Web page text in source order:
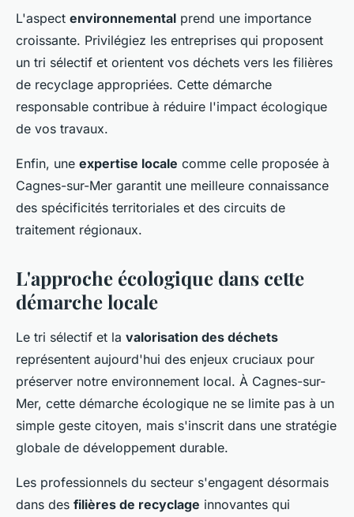
L'aspect environnemental prend une importance
croissante. Privilégiez les entreprises qui proposent
un tri sélectif et orientent vos déchets vers les filières
de recyclage appropriées. Cette démarche
responsable contribue à réduire l'impact écologique
de vos travaux.
Enfin, une expertise locale comme celle proposée à
Cagnes-sur-Mer garantit une meilleure connaissance
des spécificités territoriales et des circuits de
traitement régionaux.
L'approche écologique dans cette
démarche locale
Le tri sélectif et la valorisation des déchets
représentent aujourd'hui des enjeux cruciaux pour
préserver notre environnement local. À Cagnes-sur-
Mer, cette démarche écologique ne se limite pas à un
simple geste citoyen, mais s'inscrit dans une stratégie
globale de développement durable.
Les professionnels du secteur s'engagent désormais
dans des filières de recyclage innovantes qui